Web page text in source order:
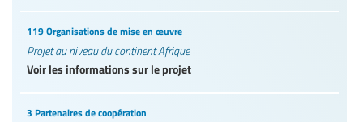
119 Organisations de mise en œuvre
Projet au niveau du continent Afrique
Voir les informations sur le projet
3 Partenaires de coopération